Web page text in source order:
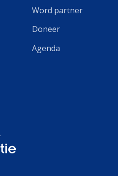
Word partner
Doneer
Agenda